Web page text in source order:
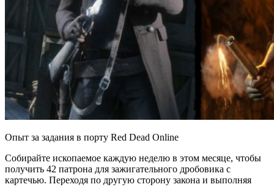
Опыт за задания в порту Red Dead Online
Собирайте ископаемое каждую неделю в этом месяце, чтобы
получить 42 патрона для зажигательного дробовика с
картечью. Переходя по другую сторону закона и выполняя